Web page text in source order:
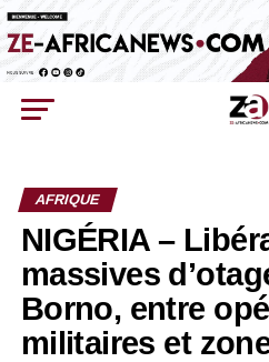
AFRIQUE
NIGÉRIA –
massives
Borno, entre
militaires et